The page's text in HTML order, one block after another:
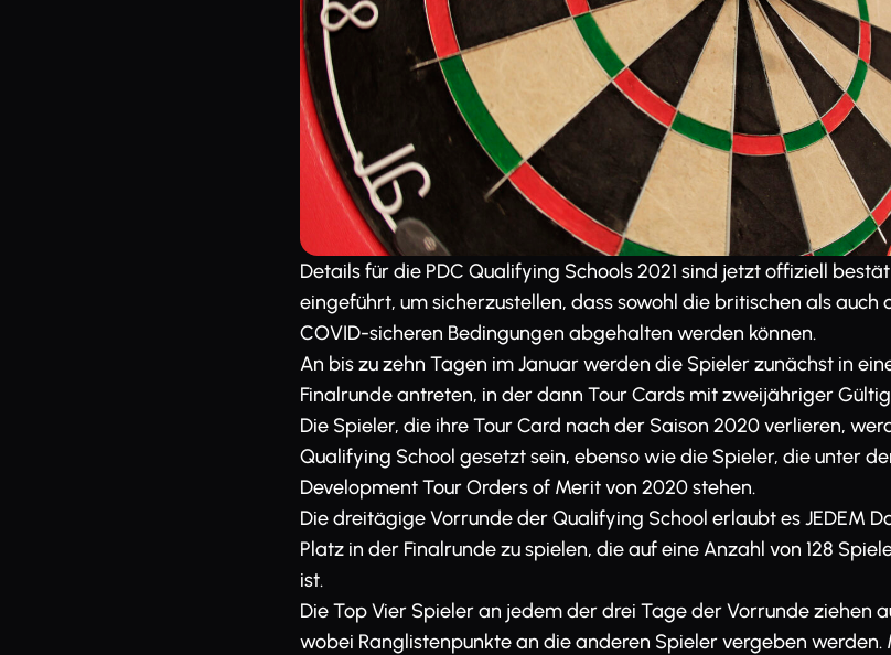
Details für die PDC Qualifying Schools 2021 sind jetzt offiziell
eingeführt, um sicherzustellen, dass sowohl die britischen als auch
COVID-sicheren Bedingungen abgehalten werden können.
An bis zu zehn Tagen im Januar werden die Spieler zunächst in
Finalrunde antreten, in der dann Tour Cards mit zweijähriger
Die Spieler, die ihre Tour Card nach der Saison 2020 verlieren,
Qualifying School gesetzt sein, ebenso wie die Spieler, die unter
Development Tour Orders of Merit von 2020 stehen.
Die dreitägige Vorrunde der Qualifying School erlaubt es JEDEM
Platz in der Finalrunde zu spielen, die auf eine Anzahl von 128
ist.
Die Top Vier Spieler an jedem der drei Tage der Vorrunde ziehen
wobei Ranglistenpunkte an die anderen Spieler vergeben werden.